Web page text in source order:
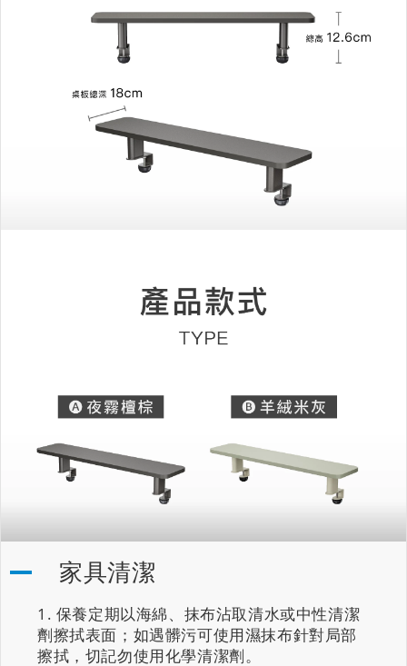
家具清潔
保養定期以海綿、抹布沾取清水或中性清潔
劑擦拭表面；如遇髒污可使用濕抹布針對局部
擦拭，切記勿使用化學清潔劑。